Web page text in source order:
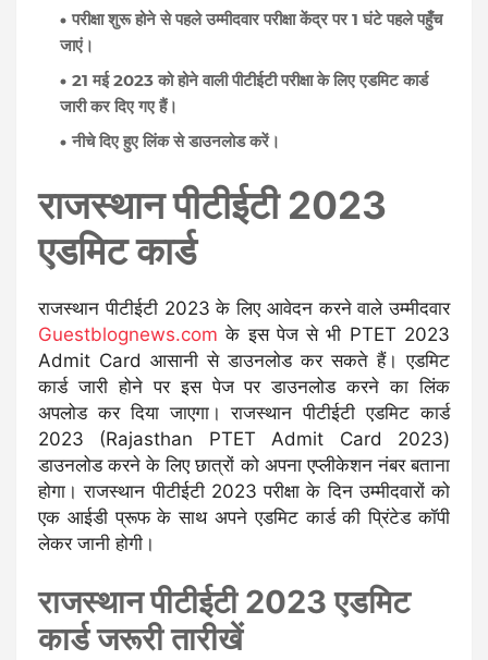
परीक्षा शुरू होने से पहले उम्मीदवार परीक्षा केंद्र पर 1 घंटे पहले पहुँच
जाएं।
21 मई 2023 को होने वाली पीटीईटी परीक्षा के लिए एडमिट कार्ड
जारी कर दिए गए हैं।
नीचे दिए हुए लिंक से डाउनलोड करें।
राजस्थान पीटीईटी 2023
एडमिट कार्ड
राजस्थान पीटीईटी 2023 के लिए आवेदन करने वाले उम्मीदवार
Guestblognews.com के इस पेज से भी PTET 2023
Admit Card आसानी से डाउनलोड कर सकते हैं। एडमिट
कार्ड जारी होने पर इस पेज पर डाउनलोड करने का लिंक
अपलोड कर दिया जाएगा। राजस्थान पीटीईटी एडमिट कार्ड
2023 (Rajasthan PTET Admit Card 2023)
डाउनलोड करने के लिए छात्रों को अपना एप्लीकेशन नंबर बताना
होगा। राजस्थान पीटीईटी 2023 परीक्षा के दिन उम्मीदवारों को
एक आईडी प्रूफ के साथ अपने एडमिट कार्ड की प्रिंटेड कॉपी
लेकर जानी होगी।
राजस्थान पीटीईटी 2023 एडमिट
कार्ड जरूरी तारीखें